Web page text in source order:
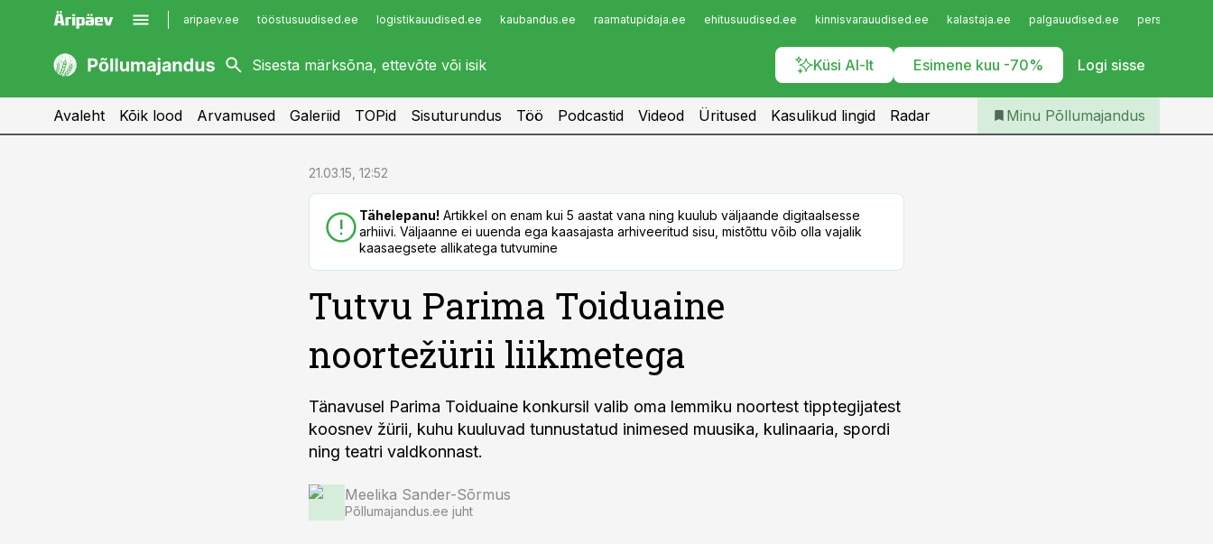
aripaev.ee tööstusuudised.ee logistikauudised.ee kaubandus.ee raamatupidaja.ee ehitusuudised.ee kinnisvarauudised.ee kalastaja.ee palgauudised.ee
Küsi AI-lt Esimene kuu -70% Logi sisse
kaubandus.ee
kinnisvarauudised.ee
imelineajalugu.ee
Infopank
Iseteenindus
Telli Põllumajandus
Avaleht Kõik lood Arvamused Galeriid TOPid Sisuturundus Töö Podcastid Videod Üritused Kasulikud lingid Radar Minu Põllumajandus
21.03.15, 12:52
Tähelepanu! Artikkel on enam kui 5 aastat vana ning kuulub väljaande digitaalsesse
arhiivi. Väljaanne ei uuenda ega kaasajasta arhiveeritud sisu, mistõttu võib olla vajalik
kaasaegsete allikatega tutvumine
Tutvu Parima Toiduaine
noortežürii liikmetega
Tänavusel Parima Toiduaine konkursil valib oma lemmiku noortest tipptegijatest
koosnev žürii, kuhu kuuluvad tunnustatud inimesed muusika, kulinaaria, spordi
ning teatri valdkonnast.
Meelika Sander-Sõrmus
Põllumajandus.ee juht